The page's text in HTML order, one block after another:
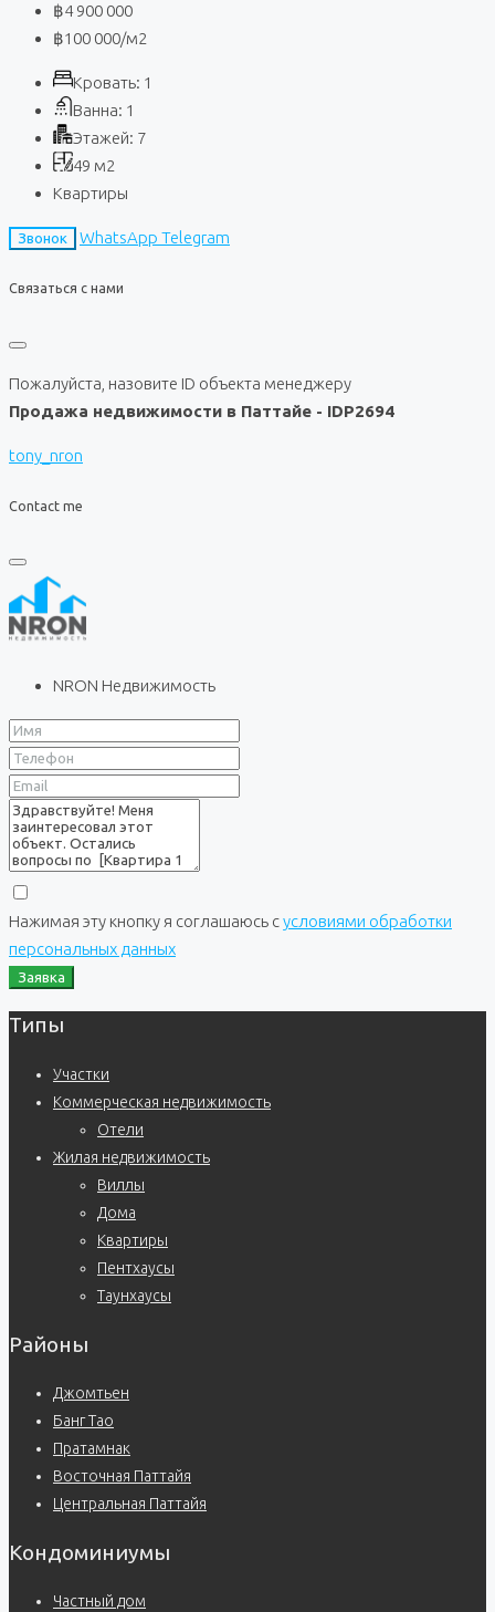
฿4 900 000
฿100 000/м2
Кровать: 1
Ванна: 1
Этажей: 7
49 м2
Квартиры
Звонок WhatsApp Telegram
Связаться с нами
Пожалуйста, назовите ID объекта менеджеру
Продажа недвижимости в Паттайе - IDP2694
tony_nron
Contact me
NRON Недвижимость
Нажимая эту кнопку я соглашаюсь сусловиями обработки
персональных данных
Заявка
Типы
Участки
Коммерческая недвижимость
Отели
Жилая недвижимость
Виллы
Дома
Квартиры
Пентхаусы
Таунхаусы
Районы
Джомтьен
Банг Тао
Пратамнак
Восточная Паттайя
Центральная Паттайя
Кондоминиумы
Частный дом